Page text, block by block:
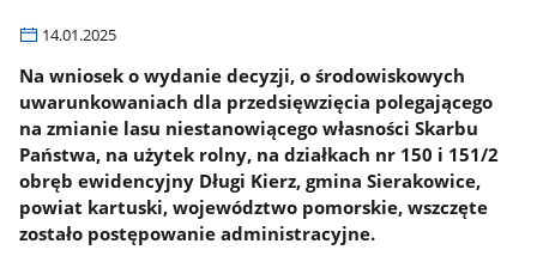
14.01.2025
Na wniosek o wydanie decyzji, o środowiskowych
uwarunkowaniach dla przedsięwzięcia polegającego
na zmianie lasu niestanowiącego własności Skarbu
Państwa, na użytek rolny, na działkach nr 150 i 151/2
obręb ewidencyjny Długi Kierz, gmina Sierakowice,
powiat kartuski, województwo pomorskie, wszczęte
zostało postępowanie administracyjne.